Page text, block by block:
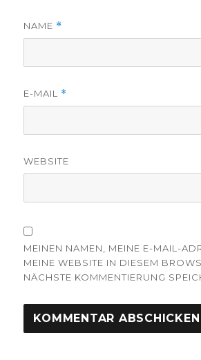
NAME *
E-MAIL *
WEBSITE
MEINEN NAMEN, MEINE E-MAIL-
MEINE WEBSITE IN DIESEM
NÄCHSTE KOMMENTIERUNG